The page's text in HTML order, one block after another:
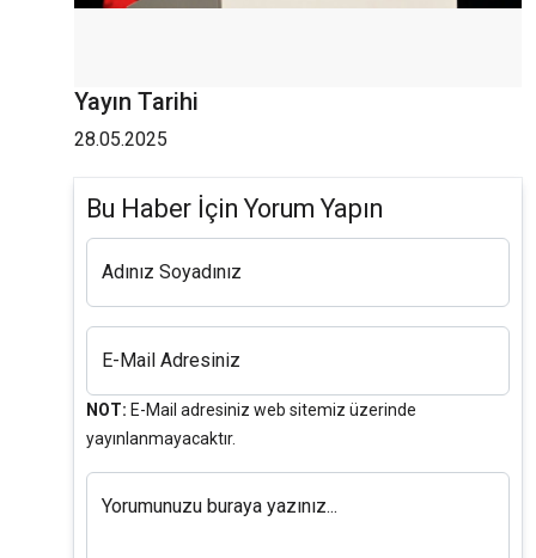
Yayın Tarihi
28.05.2025
Bu Haber İçin Yorum Yapın
Adınız Soyadınız
E-Mail Adresiniz
NOT: E-Mail adresiniz web sitemiz üzerinde
yayınlanmayacaktır.
Yorumunuzu buraya yazınız...